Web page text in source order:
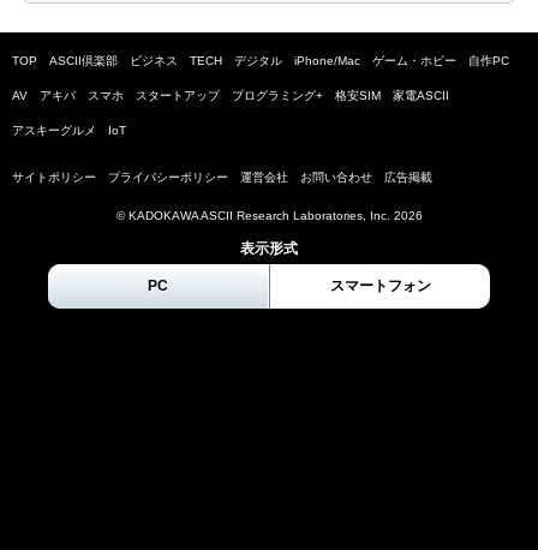
TOP ASCII倶楽部 ビジネス TECH デジタル iPhone/Mac ゲーム・ホビー 自作PC
AV アキバ スマホ スタートアップ プログラミング+ 格安SIM 家電ASCII
アスキーグルメ IoT
サイトポリシー プライバシーポリシー 運営会社 お問い合わせ 広告掲載
© KADOKAWA ASCII Research Laboratories, Inc. 2026
表示形式
PC スマートフォン